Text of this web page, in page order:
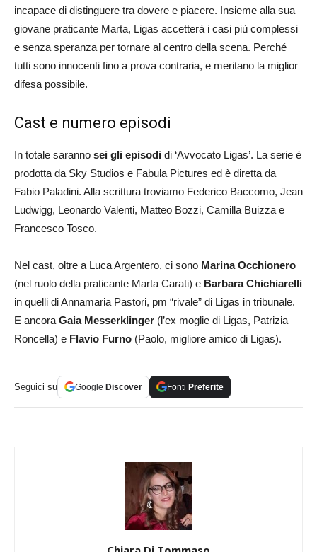
incapace di distinguere tra dovere e piacere. Insieme alla sua
giovane praticante Marta, Ligas accetterà i casi più complessi
e senza speranza per tornare al centro della scena. Perché
tutti sono innocenti fino a prova contraria, e meritano la miglior
difesa possibile.
Cast e numero episodi
In totale saranno sei gli episodi di ‘Avvocato Ligas’. La serie è
prodotta da Sky Studios e Fabula Pictures ed è diretta da
Fabio Paladini. Alla scrittura troviamo Federico Baccomo, Jean
Ludwigg, Leonardo Valenti, Matteo Bozzi, Camilla Buizza e
Francesco Tosco.
Nel cast, oltre a Luca Argentero, ci sono Marina Occhionero
(nel ruolo della praticante Marta Carati) e Barbara Chichiarelli
in quelli di Annamaria Pastori, pm “rivale” di Ligas in tribunale.
E ancora Gaia Messerklinger (l’ex moglie di Ligas, Patrizia
Roncella) e Flavio Furno (Paolo, migliore amico di Ligas).
Seguici su Google Discover Fonti Preferite